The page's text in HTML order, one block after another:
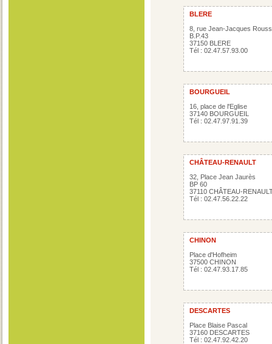
BLERE
8, rue Jean-Jacques
B.P.43
37150 BLERE
Tél : 02.47.57.93.00
BOURGUEIL
16, place de l'Eglise
37140 BOURGUEIL
Tél : 02.47.97.91.39
CHÂTEAU-RENAULT
32, Place Jean Jaurès
BP 60
37110 CHÂTEAU-
Tél : 02.47.56.22.22
CHINON
Place d'Hofheim
37500 CHINON
Tél : 02.47.93.17.85
DESCARTES
Place Blaise Pascal
37160 DESCARTES
Tél : 02.47.92.42.20